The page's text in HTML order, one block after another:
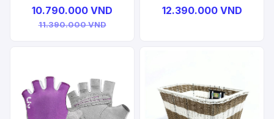
10.790.000 VND
11.390.000 VND
12.390.000 VND